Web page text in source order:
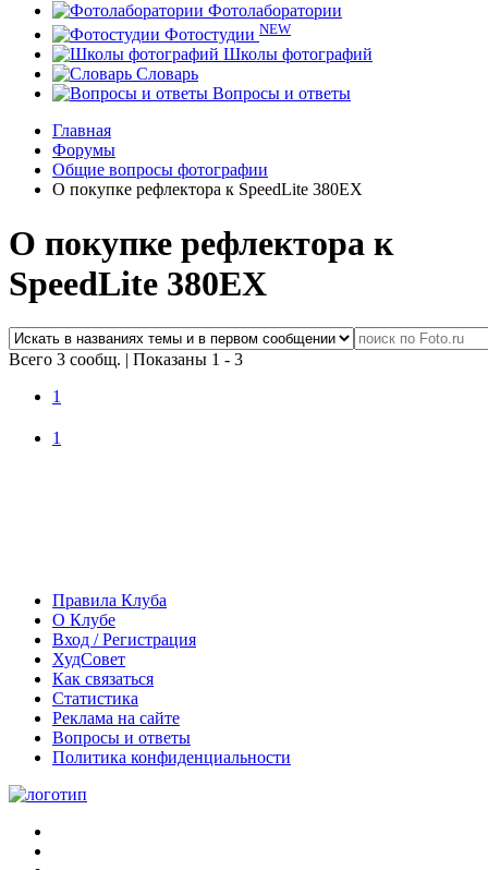
Фотолаборатории
Фотостудии NEW
Школы фотографий
Словарь
Вопросы и ответы
Главная
Форумы
Общие вопросы фотографии
О покупке рефлектора к SpeedLite 380EX
О покупке рефлектора к
SpeedLite 380EX
Всего 3 сообщ. | Показаны 1 - 3
1
1
Правила Клуба
О Клубе
Вход / Регистрация
ХудСовет
Как связаться
Статистика
Реклама на сайте
Вопросы и ответы
Политика конфиденциальности